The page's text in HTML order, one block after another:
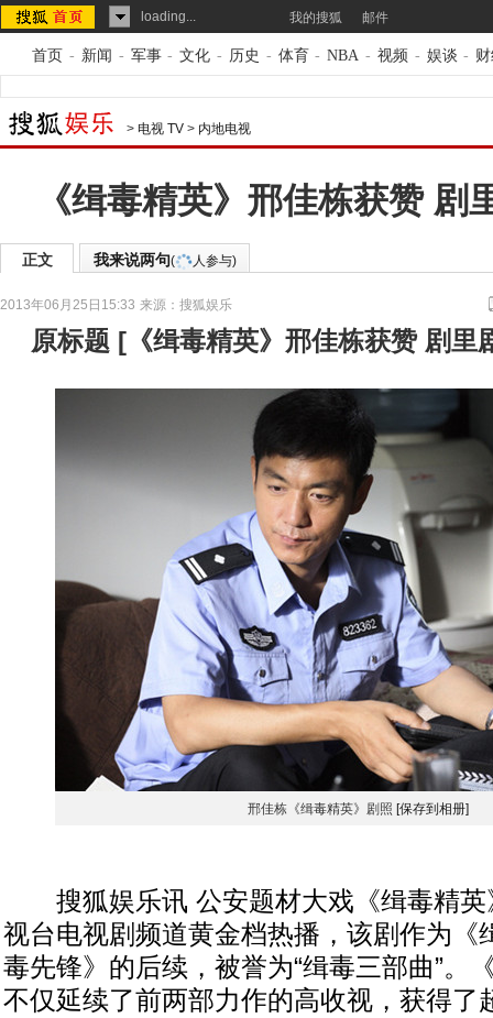
loading... 我的搜狐 邮件
首页 - 新闻 - 军事 - 文化 - 历史 - 体育 - NBA - 视频 - 娱谈 -
> 电视 TV > 内地电视
《缉毒精英》邢佳栋获赞 剧
正文 我来说两句( 人参与)
2013年06月25日15:33 来源： 搜狐娱乐
原标题 [ 《缉毒精英》邢佳栋获赞 剧里
邢佳栋《缉毒精英》剧照 [保存到相册]
搜狐娱乐讯 公安题材大戏《缉毒精英
视台电视剧频道黄金档热播，该剧作为《
毒先锋》的后续，被誉为“缉毒三部曲”。
不仅延续了前两部力作的高收视，获得了